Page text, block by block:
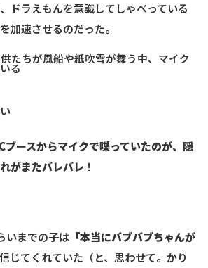
ドラえもんを意識してしゃべっている
加速させるのだった。
ブースからマイクで喋っていたのが、隠
がまたバレバレ ！
いまでの子は 「本当にバブバブちゃんが
じてくれていた（と、思わせて。かり